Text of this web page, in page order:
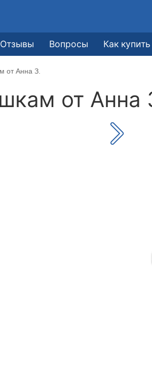
Отзывы Вопросы Как купить
от Анна З.
от Анна